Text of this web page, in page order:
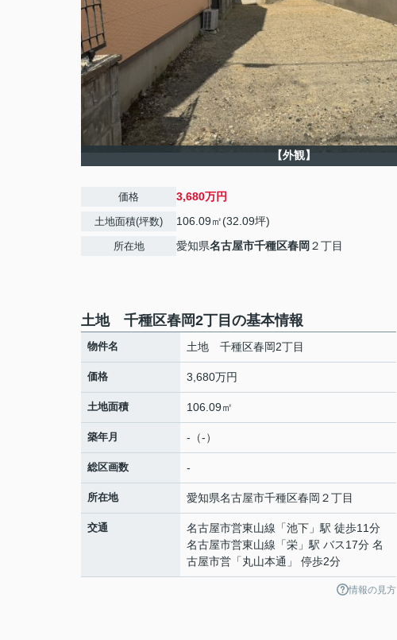
【外観】
価格 3,680万円
土地面積(坪数) 106.09㎡(32.09坪)
所在地 愛知県名古屋市千種区春岡 ２丁目
土地 千種区春岡2丁目の基本情報
物件名 土地 千種区春岡2丁目
価格 3,680万円
土地面積 106.09㎡
築年月 -（-）
総区画数 -
所在地 愛知県名古屋市千種区春岡 ２丁目
交通 名古屋市営東山線 「池下 」駅 徒歩11分
名古屋市営東山線 「栄 」駅 バス17分 名
古屋市営「丸山本通」 停歩2分
情報の見方